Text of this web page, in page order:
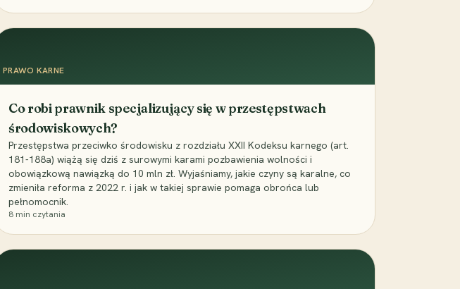
PRAWO KARNE
Co robi prawnik specjalizujący się w przestępstwach
środowiskowych?
Przestępstwa przeciwko środowisku z rozdziału XXII Kodeksu karnego (art.
181-188a) wiążą się dziś z surowymi karami pozbawienia wolności i
obowiązkową nawiązką do 10 mln zł. Wyjaśniamy, jakie czyny są karalne, co
zmieniła reforma z 2022 r. i jak w takiej sprawie pomaga obrońca lub
pełnomocnik.
8 min czytania